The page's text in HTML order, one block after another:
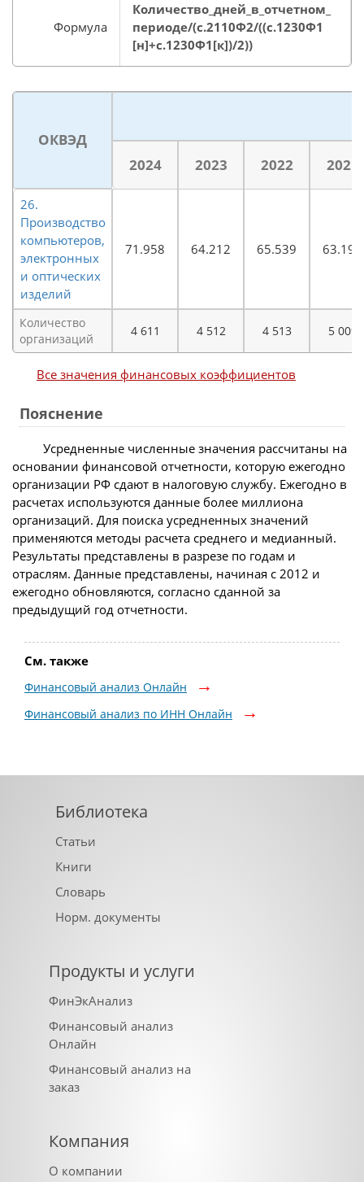
Формула
Количество_дней_в_отчетном_
периоде/(с.2110Ф2/((с.1230Ф1
[н]+с.1230Ф1[к])/2))
ОКВЭД
2024
2023 2022 2021
26.
Производство
компьютеров,
электронных
и оптических
изделий
71.958 64.212 65.539 63.194
Количество
организаций
4 611 4 512 4 513 5 009
Все значения финансовых коэффициентов
Пояснение
Усредненные численные значения рассчитаны на
основании финансовой отчетности, которую ежегодно
организации РФ сдают в налоговую службу. Ежегодно в
расчетах используются данные более миллиона
организаций. Для поиска усредненных значений
применяются методы расчета среднего и медианный.
Результаты представлены в разрезе по годам и
отраслям. Данные представлены, начиная с 2012 и
ежегодно обновляются, согласно сданной за
предыдущий год отчетности.
См. также
Финансовый анализ Онлайн
Финансовый анализ по ИНН Онлайн
Библиотека
Статьи
Книги
Словарь
Норм. документы
Продукты и услуги
ФинЭкАнализ
Финансовый анализ
Онлайн
Финансовый анализ на
заказ
Компания
О компании